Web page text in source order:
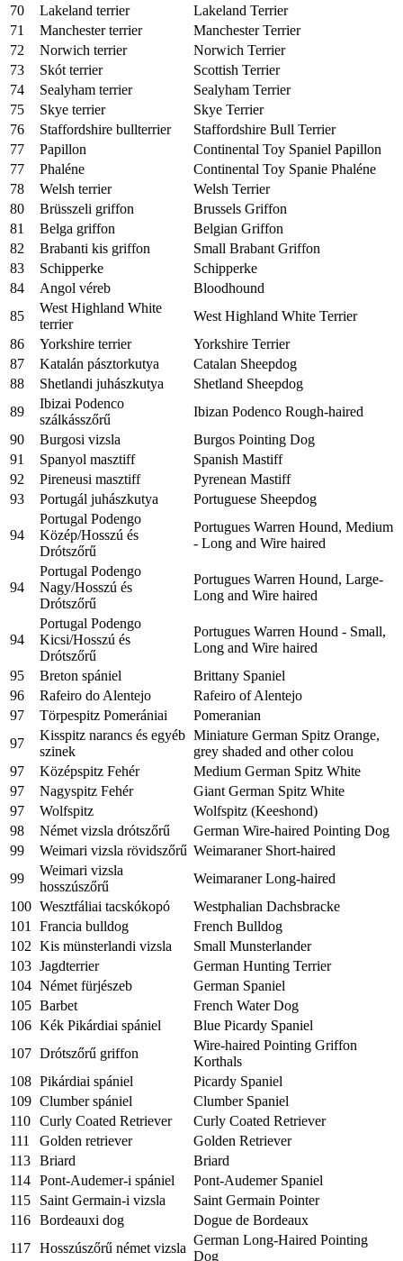
70
Lakeland terrier
Lakeland Terrier
71
Manchester terrier
Manchester Terrier
72
Norwich terrier
Norwich Terrier
73
Skót terrier
Scottish Terrier
74
Sealyham terrier
Sealyham Terrier
75
Skye terrier
Skye Terrier
76
Staffordshire bullterrier
Staffordshire Bull Terrier
77
Papillon
Continental Toy Spaniel Papillon
77
Phaléne
Continental Toy Spanie Phaléne
78
Welsh terrier
Welsh Terrier
80
Brüsszeli griffon
Brussels Griffon
81
Belga griffon
Belgian Griffon
82
Brabanti kis griffon
Small Brabant Griffon
83
Schipperke
Schipperke
84
Angol véreb
Bloodhound
85
West Highland White
terrier
West Highland White Terrier
86
Yorkshire terrier
Yorkshire Terrier
87
Katalán pásztorkutya
Catalan Sheepdog
88
Shetlandi juhászkutya
Shetland Sheepdog
89
Ibizai Podenco
szálkásszőrű
Ibizan Podenco Rough-haired
90
Burgosi vizsla
Burgos Pointing Dog
91
Spanyol masztiff
Spanish Mastiff
92
Pireneusi masztiff
Pyrenean Mastiff
93
Portugál juhászkutya Portuguese Sheepdog
94
Portugal Podengo
Közép/Hosszú és
Drótszőrű
Portugues Warren Hound, Medium
- Long and Wire haired
94
Portugal Podengo
Nagy/Hosszú és
Drótszőrű
Portugues Warren Hound, Large-
Long and Wire haired
94
Portugal Podengo
Kicsi/Hosszú és
Drótszőrű
Portugues Warren Hound - Small,
Long and Wire haired
95
Breton spániel
Brittany Spaniel
96
Rafeiro do Alentejo
Rafeiro of Alentejo
97
Törpespitz Pomerániai
Pomeranian
97
Kisspitz narancs és egyéb
szinek
Miniature German Spitz Orange,
grey shaded and other colou
97
Középspitz Fehér
Medium German Spitz White
97
Nagyspitz Fehér
Giant German Spitz White
97
Wolfspitz
Wolfspitz (Keeshond)
98
Német vizsla drótszőrű
German Wire-haired Pointing Dog
99
Weimari vizsla rövidszőrű Weimaraner Short-haired
99
Weimari vizsla
hosszúszőrű
Weimaraner Long-haired
100 Wesztfáliai tacskókopó
Westphalian Dachsbracke
101
Francia bulldog
French Bulldog
102 Kis münsterlandi vizsla
Small Munsterlander
103 Jagdterrier
German Hunting Terrier
104 Német fürjészeb
German Spaniel
105 Barbet
French Water Dog
106 Kék Pikárdiai spániel
Blue Picardy Spaniel
107 Drótszőrű griffon
Wire-haired Pointing Griffon
Korthals
108 Pikárdiai spániel
Picardy Spaniel
109 Clumber spániel
Clumber Spaniel
110 Curly Coated Retriever
Curly Coated Retriever
111
Golden retriever
Golden Retriever
113 Briard
Briard
114 Pont-Audemer-i spániel
Pont-Audemer Spaniel
115
Saint Germain-i vizsla
Saint Germain Pointer
116 Bordeauxi dog
Dogue de Bordeaux
117 Hosszúszőrű német vizsla
German Long-Haired Pointing
Dog